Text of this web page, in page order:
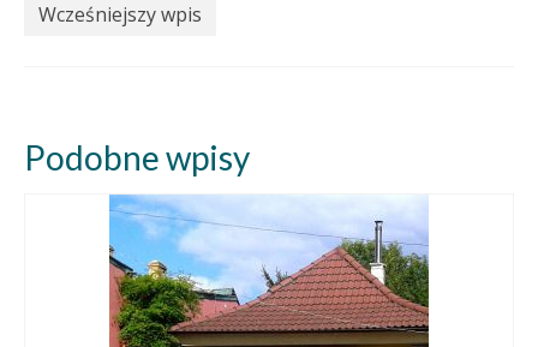
Wcześniejszy wpis
Podobne wpisy